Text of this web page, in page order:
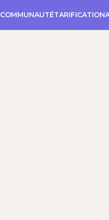
COMMUNAUTÉTARIFICATION